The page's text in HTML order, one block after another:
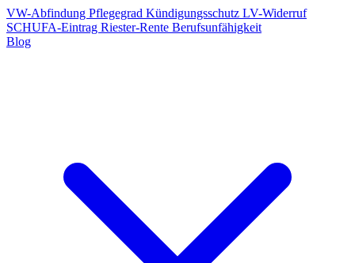
VW-Abfindung Pflegegrad Kündigungsschutz LV-Widerruf
SCHUFA-Eintrag Riester-Rente Berufsunfähigkeit
Blog